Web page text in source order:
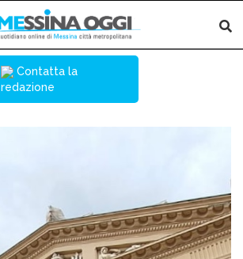
Contatta la
redazione